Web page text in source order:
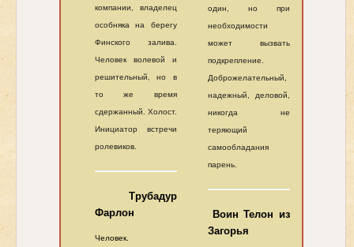
компании, владелец
особняка на берегу
Финского залива.
Человек волевой и
решительный, но в
то же время
сдержанный. Холост.
Инициатор встречи
ролевиков.
Трубадур
Фарлон
Человек.
один, но при
необходимости
может вызвать
подкрепление.
Доброжелательный,
надежный, деловой,
никогда не
теряющий
самообладания
парень.
Воин Телон из
Загорья